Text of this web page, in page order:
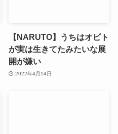
【NARUTO】うちはオビト
が実は生きてたみたいな展
開が嫌い
2022年4月14日